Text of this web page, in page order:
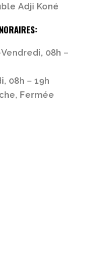
Adji Koné
08h –
08h – 19h
Fermée